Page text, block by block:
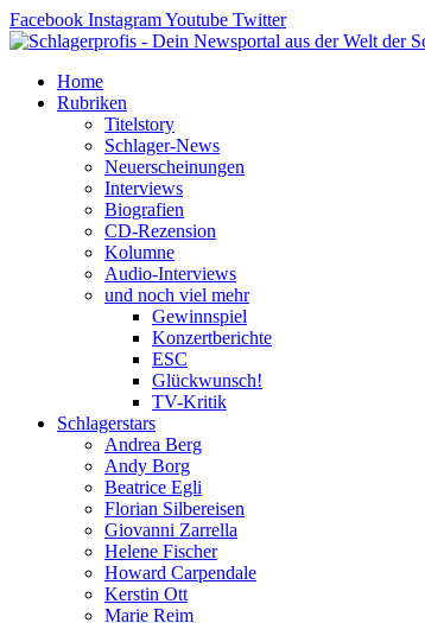
Zum
Inhalt
Facebook InstagramYoutube Twitter
Home
Rubriken
Titelstory
Schlager-News
Neuerscheinungen
Interviews
Biografien
CD-Rezension
Kolumne
Audio-Interviews
und noch viel mehr
Gewinnspiel
Konzertberichte
ESC
Glückwunsch!
TV-Kritik
Schlagerstars
Andrea Berg
Andy Borg
Beatrice Egli
Florian Silbereisen
Giovanni Zarrella
Helene Fischer
Howard Carpendale
Kerstin Ott
Marie Reim